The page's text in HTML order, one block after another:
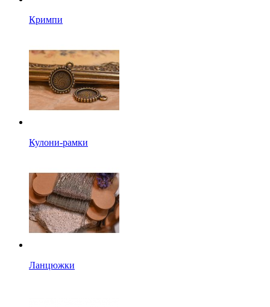
Кримпи
Кулони-рамки
Ланцюжки